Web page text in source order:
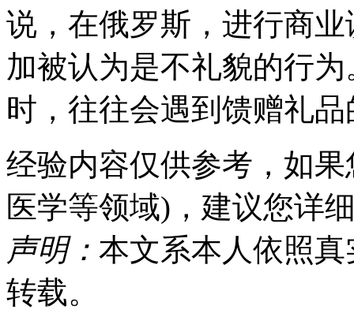
说，在俄罗斯，进行商
加被认为是不礼貌的行
时，往往会遇到馈赠礼
经验内容仅供参考，如
医学等领域)，建议您详
声明： 本文系本人依照
转载。